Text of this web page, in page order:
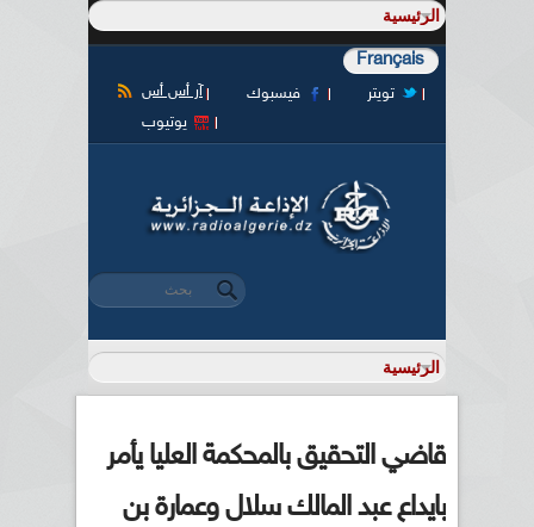
Français
آر أس أس فيسبوك
تويتر
يوتيوب
استمارة البحث
‏بحث ‏
قاضي التحقيق بالمحكمة العليا يأمر
بايداع عبد المالك سلال وعمارة بن